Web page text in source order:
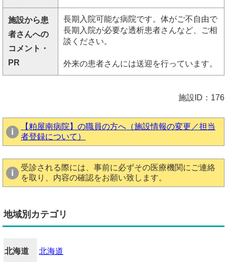
施設から患
者さんへの
コメント・
PR
長期入院可能な病院です。体がご不自由で
長期入院が必要な透析患者さんなど、ご相
談ください。
外来の患者さんには送迎を行っています。
施設ID：176
【粕屋南病院】の職員の方へ（施設情報の変更／担当
者登録について）
受診される際には、事前に必ずその医療機関にご連絡
を取り、内容の確認をお願い致します。
地域別カテゴリ
北海道 北海道